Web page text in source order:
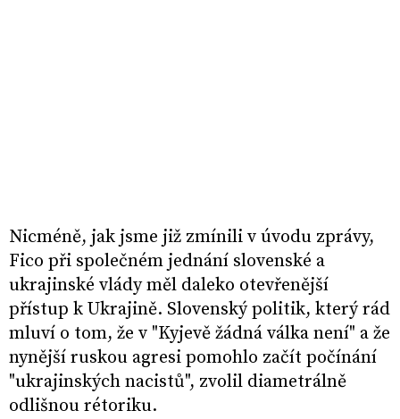
Nicméně, jak jsme již zmínili v úvodu zprávy,
Fico při společném jednání slovenské a
ukrajinské vlády měl daleko otevřenější
přístup k Ukrajině. Slovenský politik, který rád
mluví o tom, že v "Kyjevě žádná válka není" a že
nynější ruskou agresi pomohlo začít počínání
"ukrajinských nacistů", zvolil diametrálně
odlišnou rétoriku.